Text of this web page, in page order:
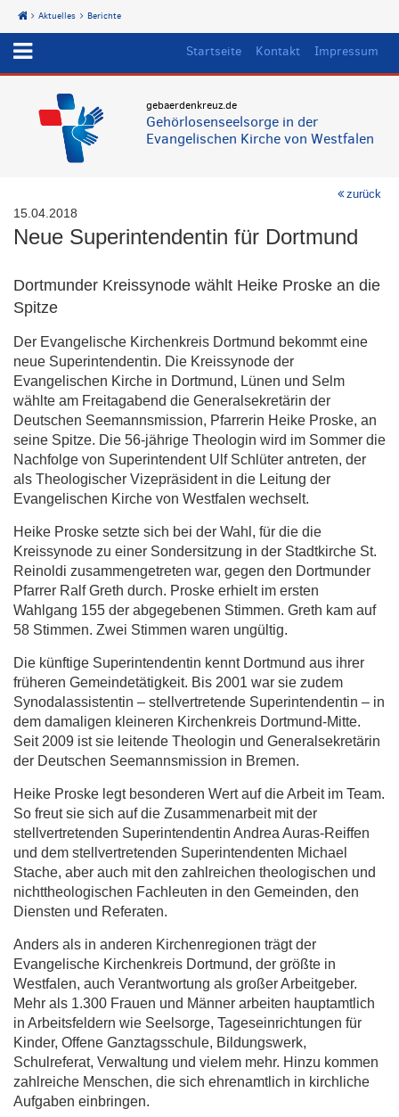
Start
Aktuelles Berichte
Startseite Kontakt Impressum
gebaerdenkreuz.de
Gehörlosenseelsorge in der
Evangelischen Kirche von Westfalen
zurück
15.04.2018
Neue Superintendentin für Dortmund
Dortmunder Kreissynode wählt Heike Proske an die
Spitze
Der Evangelische Kirchenkreis Dortmund bekommt eine
neue Superintendentin. Die Kreissynode der
Evangelischen Kirche in Dortmund, Lünen und Selm
wählte am Freitagabend die Generalsekretärin der
Deutschen Seemannsmission, Pfarrerin Heike Proske, an
seine Spitze. Die 56-jährige Theologin wird im Sommer die
Nachfolge von Superintendent Ulf Schlüter antreten, der
als Theologischer Vizepräsident in die Leitung der
Evangelischen Kirche von Westfalen wechselt.
Heike Proske setzte sich bei der Wahl, für die die
Kreissynode zu einer Sondersitzung in der Stadtkirche St.
Reinoldi zusammengetreten war, gegen den Dortmunder
Pfarrer Ralf Greth durch. Proske erhielt im ersten
Wahlgang 155 der abgegebenen Stimmen. Greth kam auf
58 Stimmen. Zwei Stimmen waren ungültig.
Die künftige Superintendentin kennt Dortmund aus ihrer
früheren Gemeindetätigkeit. Bis 2001 war sie zudem
Synodalassistentin – stellvertretende Superintendentin – in
dem damaligen kleineren Kirchenkreis Dortmund-Mitte.
Seit 2009 ist sie leitende Theologin und Generalsekretärin
der Deutschen Seemannsmission in Bremen.
Heike Proske legt besonderen Wert auf die Arbeit im Team.
So freut sie sich auf die Zusammenarbeit mit der
stellvertretenden Superintendentin Andrea Auras-Reiffen
und dem stellvertretenden Superintendenten Michael
Stache, aber auch mit den zahlreichen theologischen und
nichttheologischen Fachleuten in den Gemeinden, den
Diensten und Referaten.
Anders als in anderen Kirchenregionen trägt der
Evangelische Kirchenkreis Dortmund, der größte in
Westfalen, auch Verantwortung als großer Arbeitgeber.
Mehr als 1.300 Frauen und Männer arbeiten hauptamtlich
in Arbeitsfeldern wie Seelsorge, Tageseinrichtungen für
Kinder, Offene Ganztagsschule, Bildungswerk,
Schulreferat, Verwaltung und vielem mehr. Hinzu kommen
zahlreiche Menschen, die sich ehrenamtlich in kirchliche
Aufgaben einbringen.